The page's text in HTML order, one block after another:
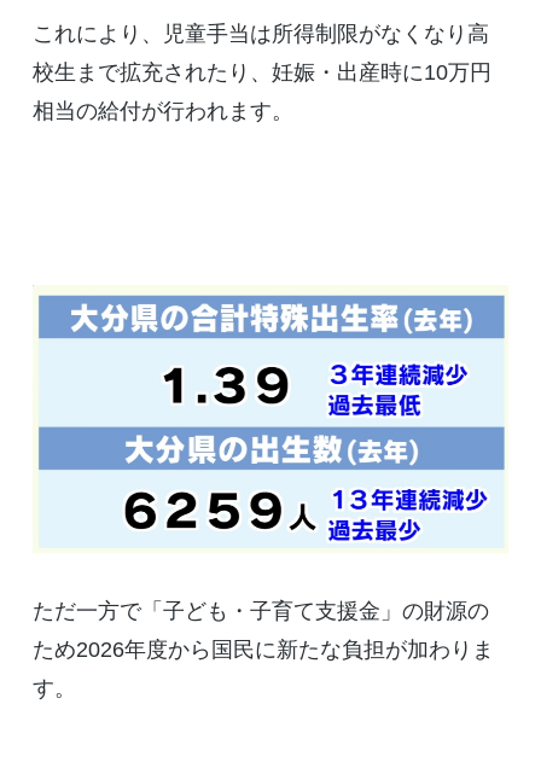
これにより、児童手当は所得制限がなくなり高
校生まで拡充されたり、妊娠・出産時に10万円
相当の給付が行われます。
ただ一方で「子ども・子育て支援金」の財源の
ため2026年度から国民に新たな負担が加わりま
す。